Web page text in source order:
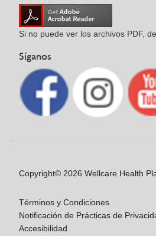
Si no puede ver los archivos PDF,
Síganos
Copyright© 2026 Wellcare Health
Términos y Condiciones
Notificación de Prácticas de
Accesibilidad